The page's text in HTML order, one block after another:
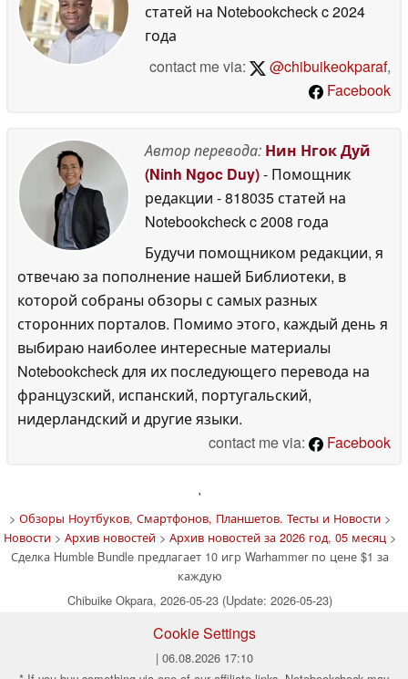
статей на Notebookcheckc 2024
года
contact me via:
@chibuikeokparaf,
Facebook
Автор перевода: Нин Нгок Дуй
(Ninh Ngoc Duy)- Помощник
редакции - 818035 статей на
Notebookcheckc 2008 года
Будучи помощником редакции, я
отвечаю за пополнение нашей Библиотеки, в
которой собраны обзоры с самых разных
сторонних порталов. Помимо этого, каждый день я
выбираю наиболее интересные материалы
Notebookcheck для их последующего перевода на
французский, испанский, португальский,
нидерландский и другие языки.
contact me via:
Facebook
'
> Обзоры Ноутбуков, Смартфонов, Планшетов. Тесты и Новости>
Новости> Архив новостей> Архив новостей за 2026 год, 05 месяц>
Сделка Humble Bundle предлагает 10 игр Warhammer по цене $1 за
каждую
Chibuike Okpara, 2026-05-23 (Update: 2026-05-23)
Cookie Settings
| 06.08.2026 17:10